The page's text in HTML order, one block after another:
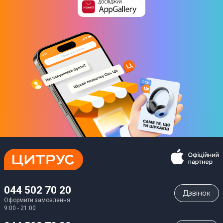
044 502 70 20
Оформити замовлення
9:00 - 21:00
Дзвiнок